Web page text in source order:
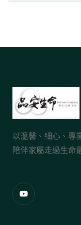
以溫馨、細心、專
陪伴家屬走過生命